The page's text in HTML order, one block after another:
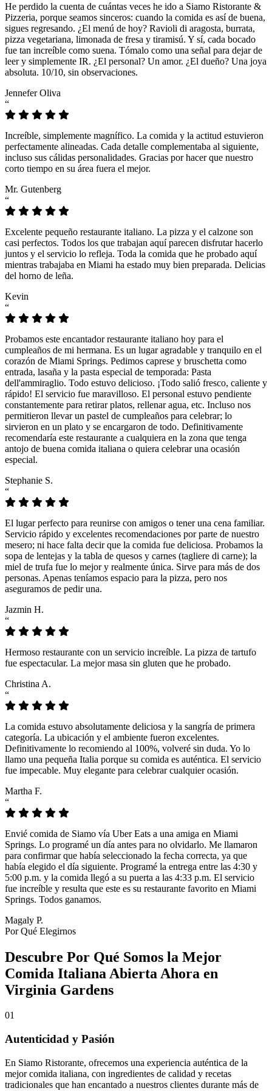
He perdido la cuenta de cuántas veces he ido a Siamo Ristorante &
Pizzeria, porque seamos sinceros: cuando la comida es así de buena,
sigues regresando. ¿El menú de hoy? Ravioli di aragosta, burrata,
pizza vegetariana, limonada de fresa y tiramisú. Y sí, cada bocado
fue tan increíble como suena. Tómalo como una señal para dejar de
leer y simplemente IR. ¿El personal? Un amor. ¿El dueño? Una joya
absoluta. 10/10, sin observaciones.
Jennefer Oliva
“
Increíble, simplemente magnífico. La comida y la actitud estuvieron
perfectamente alineadas. Cada detalle complementaba al siguiente,
incluso sus cálidas personalidades. Gracias por hacer que nuestro
corto tiempo en su área fuera el mejor.
Mr. Gutenberg
“
Excelente pequeño restaurante italiano. La pizza y el calzone son
casi perfectos. Todos los que trabajan aquí parecen disfrutar hacerlo
juntos y el servicio lo refleja. Toda la comida que he probado aquí
mientras trabajaba en Miami ha estado muy bien preparada. Delicias
del horno de leña.
Kevin
“
Probamos este encantador restaurante italiano hoy para el
cumpleaños de mi hermana. Es un lugar agradable y tranquilo en el
corazón de Miami Springs. Pedimos caprese y bruschetta como
entrada, lasaña y la pasta especial de temporada: Pasta
dell'ammiraglio. Todo estuvo delicioso. ¡Todo salió fresco, caliente y
rápido! El servicio fue maravilloso. El personal estuvo pendiente
constantemente para retirar platos, rellenar agua, etc. Incluso nos
permitieron llevar un pastel de cumpleaños para celebrar; lo
sirvieron en un plato y se encargaron de todo. Definitivamente
recomendaría este restaurante a cualquiera en la zona que tenga
antojo de buena comida italiana o quiera celebrar una ocasión
especial.
Stephanie S.
“
El lugar perfecto para reunirse con amigos o tener una cena familiar.
Servicio rápido y excelentes recomendaciones por parte de nuestro
mesero; ni hace falta decir que la comida fue deliciosa. Probamos la
sopa de lentejas y la tabla de quesos y carnes (tagliere di carne); la
miel de trufa fue lo mejor y realmente única. Sirve para más de dos
personas. Apenas teníamos espacio para la pizza, pero nos
aseguramos de pedir una.
Jazmin H.
“
Hermoso restaurante con un servicio increíble. La pizza de tartufo
fue espectacular. La mejor masa sin gluten que he probado.
Christina A.
“
La comida estuvo absolutamente deliciosa y la sangría de primera
categoría. La ubicación y el ambiente fueron excelentes.
Definitivamente lo recomiendo al 100%, volveré sin duda. Yo lo
llamo una pequeña Italia porque su comida es auténtica. El servicio
fue impecable. Muy elegante para celebrar cualquier ocasión.
Martha F.
“
Envié comida de Siamo vía Uber Eats a una amiga en Miami
Springs. Lo programé un día antes para no olvidarlo. Me llamaron
para confirmar que había seleccionado la fecha correcta, ya que
había elegido el día siguiente. Programé la entrega entre las 4:30 y
5:00 p.m. y la comida llegó a su puerta a las 4:33 p.m. El servicio
fue increíble y resulta que este es su restaurante favorito en Miami
Springs. Todos ganamos.
Magaly P.
Por Qué Elegirnos
Descubre Por Qué Somos la Mejor
Comida Italiana Abierta Ahora en
Virginia Gardens
01
Autenticidad y Pasión
En Siamo Ristorante, ofrecemos una experiencia auténtica de la
mejor comida italiana, con ingredientes de calidad y recetas
tradicionales que han encantado a nuestros clientes durante más de